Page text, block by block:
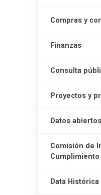
Compras y
Finanzas
Consulta
Proyectos y
Datos abiertos
Comisión de
Cumplimiento
Data Histórica